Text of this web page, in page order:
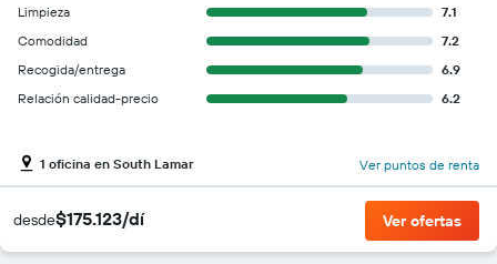
Limpieza
7.1
Comodidad
7.2
Recogida/entrega
6.9
Relación calidad-precio
6.2
1 oficina en South Lamar Ver puntos de renta
desde$175.123/dí Ver ofertas